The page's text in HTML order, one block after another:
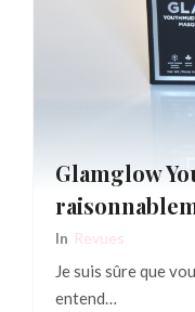
Glamglow
In Revues
Je suis sûre que
entend…